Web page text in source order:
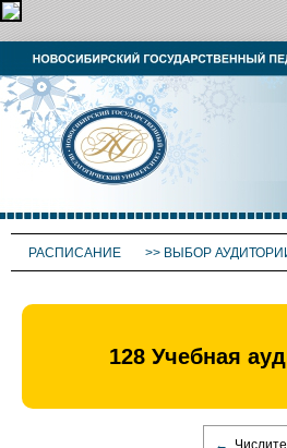
РАСПИСАНИЕ >> ВЫБОР
128 Учебная
←